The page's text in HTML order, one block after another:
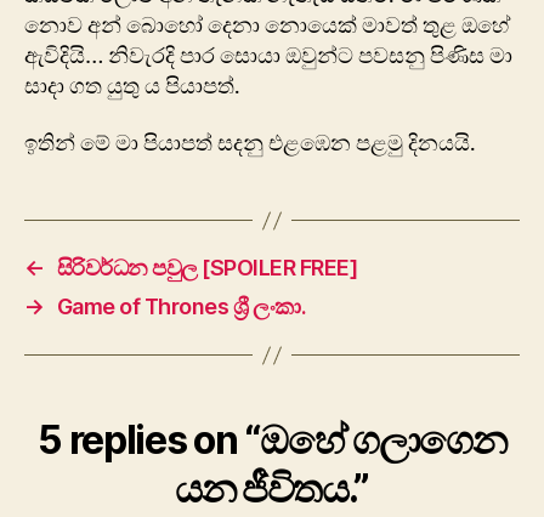
නොව අන් බොහෝ දෙනා නොයෙක් මාවත් තුළ ඔහේ
ඇවිදියි… නිවැරදි පාර සොයා ඔවුන්ට පවසනු පිණිස මා
සාදා ගත යුතු ය පියාපත්.
ඉතින් මේ මා පියාපත් සදනු එළඹෙන පළමු දිනයයි.
← සිරිවර්ධන පවුල [SPOILER FREE]
→
Game of Thrones ශ්‍රී ලංකා.
5 replies on “ඔහේ ගලාගෙන
යන ජීවිතය.”